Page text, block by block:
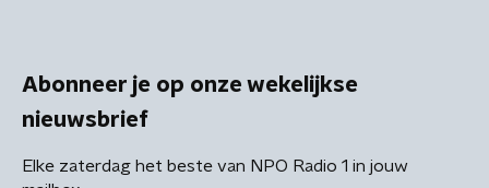
Abonneer je op onze wekelijkse
nieuwsbrief
Elke zaterdag het beste van NPO Radio 1 in jouw